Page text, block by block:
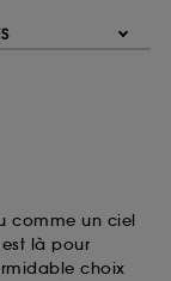
comme un ciel
là pour
choix